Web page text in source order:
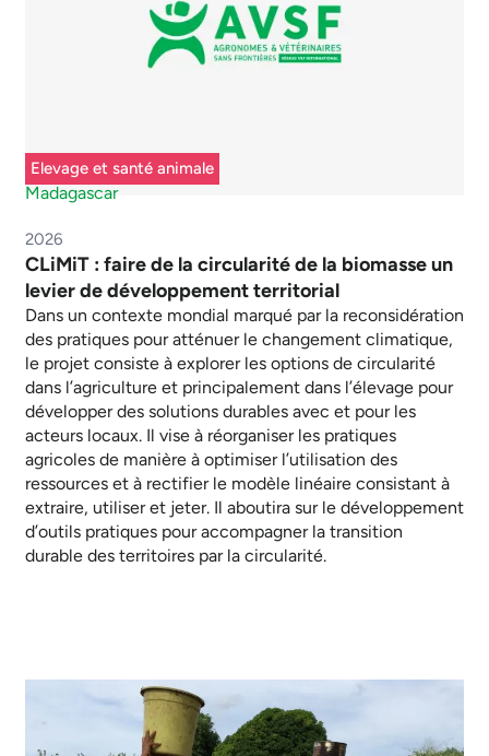
Elevage et santé animale
Madagascar
2026
CLiMiT : faire de la circularité de la biomasse un
levier de développement territorial
Dans un contexte mondial marqué par la reconsidération
des pratiques pour atténuer le changement climatique,
le projet consiste à explorer les options de circularité
dans l’agriculture et principalement dans l’élevage pour
développer des solutions durables avec et pour les
acteurs locaux. Il vise à réorganiser les pratiques
agricoles de manière à optimiser l’utilisation des
ressources et à rectifier le modèle linéaire consistant à
extraire, utiliser et jeter. Il aboutira sur le développement
d’outils pratiques pour accompagner la transition
durable des territoires par la circularité.